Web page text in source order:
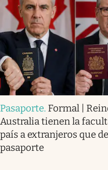
Pasaporte. Formal |
Australia tienen la
país a extranjeros que
pasaporte